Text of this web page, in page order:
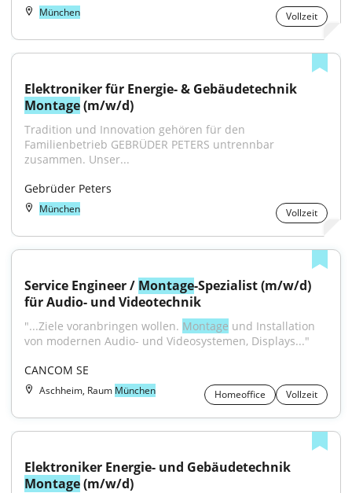
München Vollzeit
Montage (m/w/d)
Tradition und Innovation gehören für den
Familienbetrieb GEBRÜDER PETERS untrennbar
zusammen. Unser...
Gebrüder Peters
München Vollzeit
Service Engineer / Montage-Spezialist (m/w/d)
für Audio- und Videotechnik
"...Ziele voranbringen wollen. Montage und Installation
von modernen Audio- und Videosystemen, Displays..."
CANCOM SE
Aschheim, Raum München Homeoffice Vollzeit
Montage (m/w/d)